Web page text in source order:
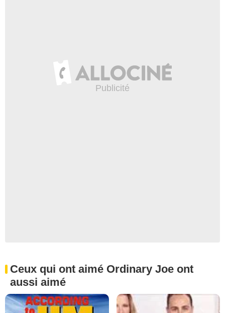
Ceux qui ont aimé Ordinary Joe ont
aussi aimé